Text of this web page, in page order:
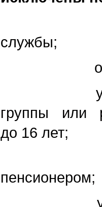
службы;
группы или
до 16 лет;
пенсионером;